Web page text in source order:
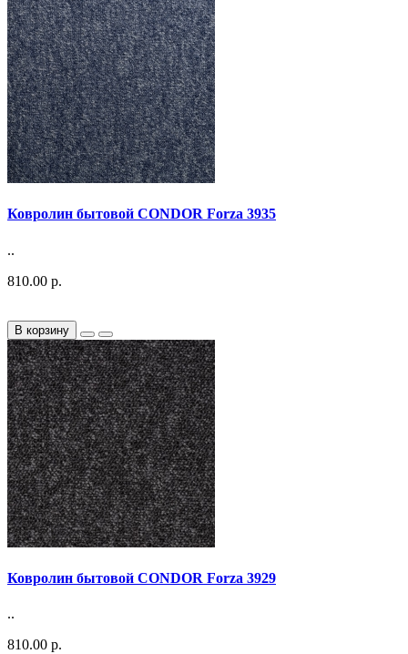
Ковролин бытовой CONDOR Forza 3935
..
810.00 р.
В корзину
Ковролин бытовой CONDOR Forza 3929
..
810.00 р.